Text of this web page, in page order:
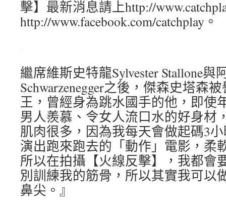
擊】最新消息請上http://
http://www.facebook.com/catchplay。
繼席維斯史特龍Sylvester Stallone
Schwarzenegger之後，傑森史塔森
王，曾經身為跳水國手的他，即使
男人羨慕、令女人流口水的好身材
肌肉很多，因為我每天會做起碼3
演出跑來跑去的「動作」電影，柔
所以在拍攝【火線反擊】，我都會
別訓練我的筋骨，所以其實我可以
鼻尖。』